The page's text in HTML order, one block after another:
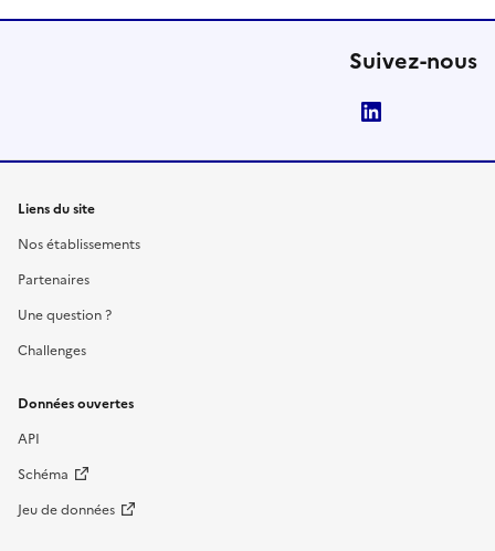
Suivez-nous
Liens du site
Nos établissements
Partenaires
Une question ?
Challenges
Données ouvertes
API
Schéma
Jeu de données